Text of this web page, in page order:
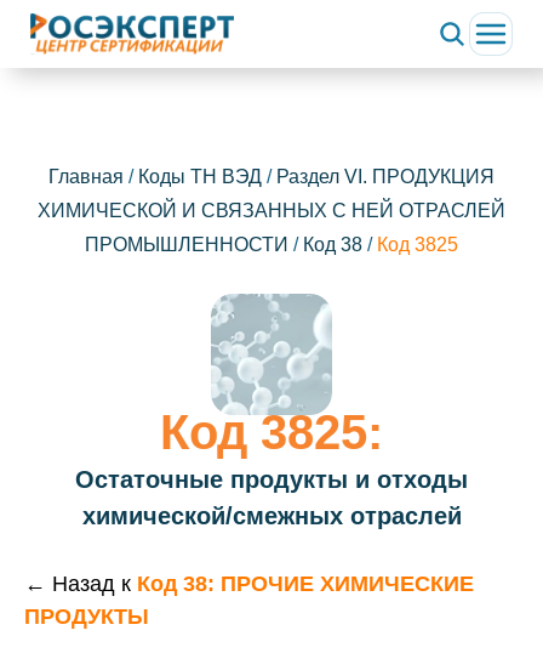
Главная / Коды ТН ВЭД / Раздел VI. ПРОДУКЦИЯ
ХИМИЧЕСКОЙ И СВЯЗАННЫХ С НЕЙ ОТРАСЛЕЙ
ПРОМЫШЛЕННОСТИ / Код 38 / Код 3825
Код 3825:
Остаточные продукты и отходы
химической/смежных отраслей
← Назад к Код 38: ПРОЧИЕ ХИМИЧЕСКИЕ
ПРОДУКТЫ